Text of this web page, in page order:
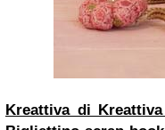
Kreattiva di